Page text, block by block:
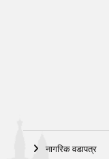
नागरिक वडापत्र